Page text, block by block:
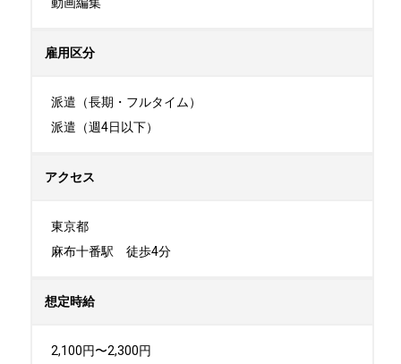
雇用区分
派遣（長期・フルタイム）
派遣（週4日以下）
アクセス
東京都
麻布十番駅　徒歩4分
想定時給
2,100円〜2,300円